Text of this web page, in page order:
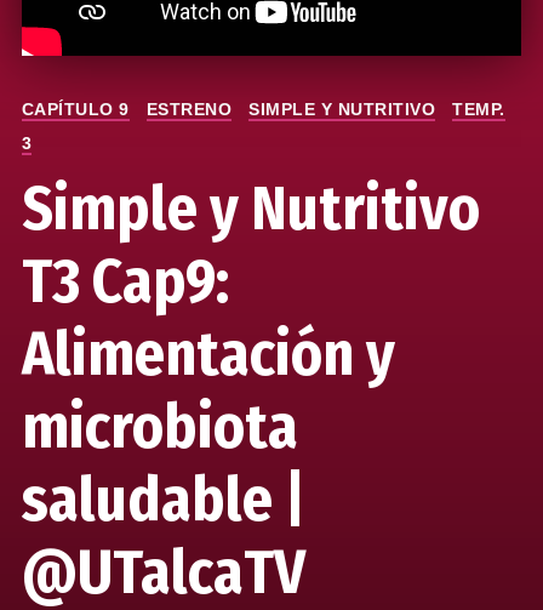
CAPÍTULO 9 ESTRENO SIMPLE Y NUTRITIVO
TEMP.
3
Simple y Nutritivo
T3 Cap9:
Alimentación y
microbiota
saludable |
@UTalcaTV